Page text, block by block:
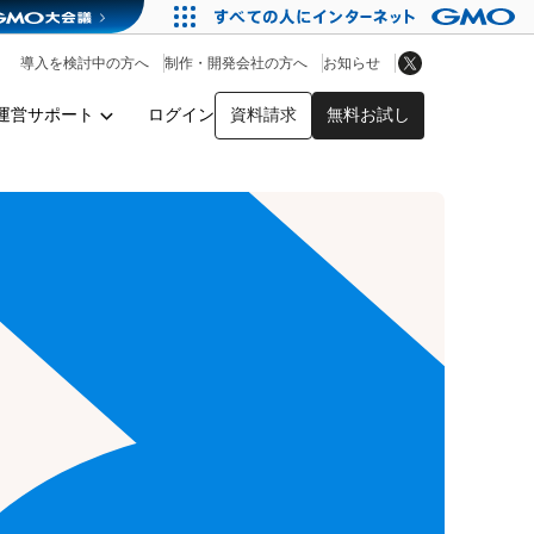
営サポート ログイン 資料請求 無料お試し
導入を検討中の方へ 制作・開発会社の方へ お知らせ
アプリストア